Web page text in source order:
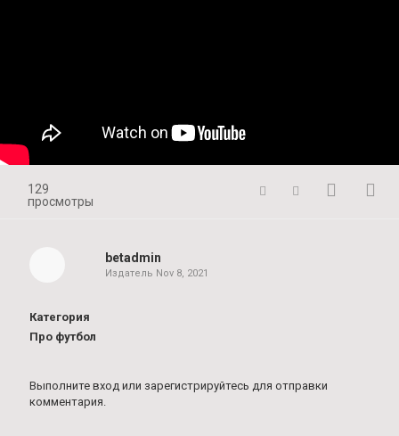
129
просмотры
betadmin
Издатель Nov 8, 2021
Категория
Про футбол
Выполните вход или зарегистрируйтесь для отправки
комментария.